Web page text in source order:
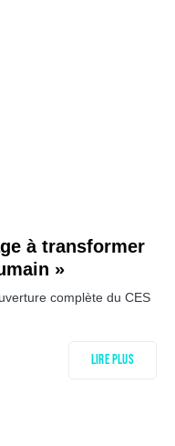
à transformer
»
complète du CES
Lire plus